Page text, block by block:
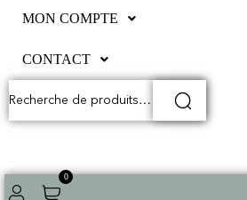
MON COMPTE
CONTACT
0